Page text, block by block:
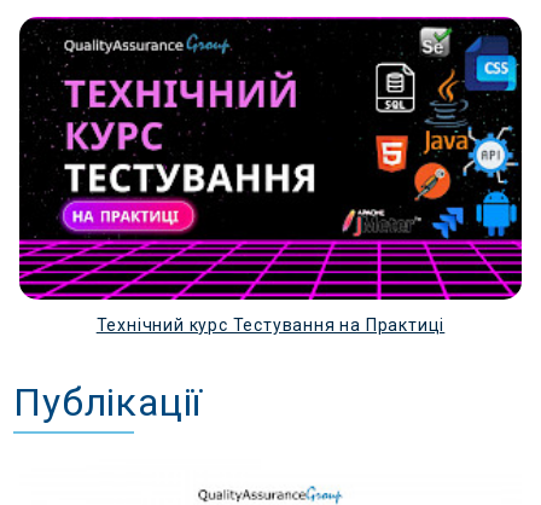
Технічний курс Тестування на Практиці
Публікації